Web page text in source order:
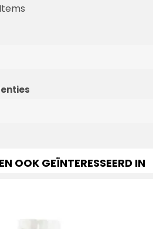
Items
OOK GEÏNTERESSEERD IN